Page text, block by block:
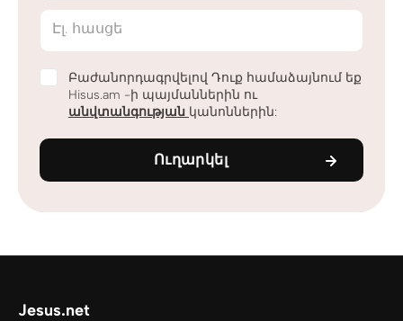
Էլ. հասցե
Բաժանորդագրվելով Դուք համաձայնում եք
Hisus.am -ի պայմաններին ու
անվտանգության կանոններին:
Ուղարկել
Jesus.net